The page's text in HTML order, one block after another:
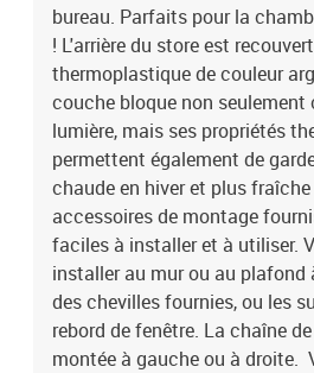
bureau. Parfaits pour la
! L'arrière du store est
thermoplastique de couleur
couche bloque non
lumière, mais ses propriétés
permettent également de
chaude en hiver et plus
accessoires de montage
faciles à installer et à utiliser.
installer au mur ou au plafond
des chevilles fournies, ou les
rebord de fenêtre. La chaîne
montée à gauche ou à droite.